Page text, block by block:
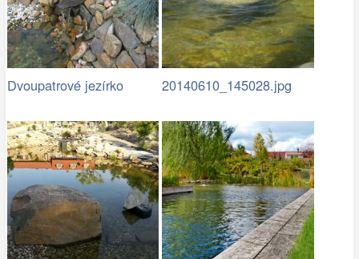
Dvoupatrové jezírko 20140610_145028.jpg